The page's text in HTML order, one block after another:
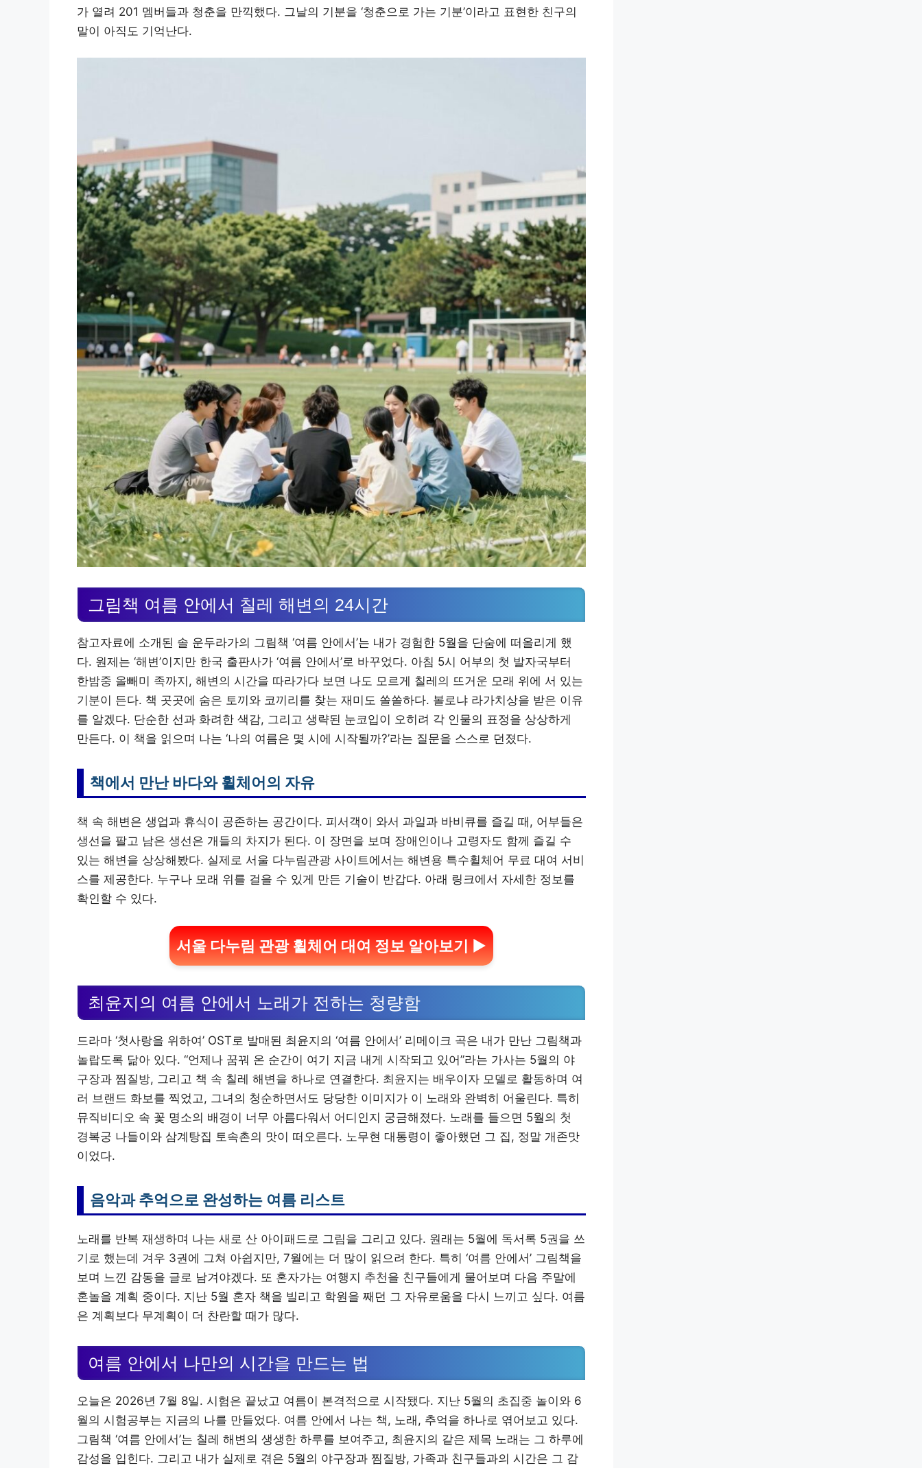
가 열려 201 멤버들과 청춘을 만끽했다. 그날의 기분을 ‘청춘으로 가는 기분’이라고 표현한 친구의
말이 아직도 기억난다.
그림책 여름 안에서 칠레 해변의 24시간
참고자료에 소개된 솔 운두라가의 그림책 ‘여름 안에서’는 내가 경험한 5월을 단숨에 떠올리게 했
다. 원제는 ‘해변’이지만 한국 출판사가 ‘여름 안에서’로 바꾸었다. 아침 5시 어부의 첫 발자국부터
한밤중 올빼미 족까지, 해변의 시간을 따라가다 보면 나도 모르게 칠레의 뜨거운 모래 위에 서 있는
기분이 든다. 책 곳곳에 숨은 토끼와 코끼리를 찾는 재미도 쏠쏠하다. 볼로냐 라가치상을 받은 이유
를 알겠다. 단순한 선과 화려한 색감, 그리고 생략된 눈코입이 오히려 각 인물의 표정을 상상하게
만든다. 이 책을 읽으며 나는 ‘나의 여름은 몇 시에 시작될까?’라는 질문을 스스로 던졌다.
책에서 만난 바다와 휠체어의 자유
책 속 해변은 생업과 휴식이 공존하는 공간이다. 피서객이 와서 과일과 바비큐를 즐길 때, 어부들은
생선을 팔고 남은 생선은 개들의 차지가 된다. 이 장면을 보며 장애인이나 고령자도 함께 즐길 수
있는 해변을 상상해봤다. 실제로 서울 다누림관광 사이트에서는 해변용 특수휠체어 무료 대여 서비
스를 제공한다. 누구나 모래 위를 걸을 수 있게 만든 기술이 반갑다. 아래 링크에서 자세한 정보를
확인할 수 있다.
서울 다누림 관광 휠체어 대여 정보 알아보기 ▶
최윤지의 여름 안에서 노래가 전하는 청량함
드라마 ‘첫사랑을 위하여’ OST로 발매된 최윤지의 ‘여름 안에서’ 리메이크 곡은 내가 만난 그림책과
놀랍도록 닮아 있다. “언제나 꿈꿔 온 순간이 여기 지금 내게 시작되고 있어”라는 가사는 5월의 야
구장과 찜질방, 그리고 책 속 칠레 해변을 하나로 연결한다. 최윤지는 배우이자 모델로 활동하며 여
러 브랜드 화보를 찍었고, 그녀의 청순하면서도 당당한 이미지가 이 노래와 완벽히 어울린다. 특히
뮤직비디오 속 꽃 명소의 배경이 너무 아름다워서 어디인지 궁금해졌다. 노래를 들으면 5월의 첫
경복궁 나들이와 삼계탕집 토속촌의 맛이 떠오른다. 노무현 대통령이 좋아했던 그 집, 정말 개존맛
이었다.
음악과 추억으로 완성하는 여름 리스트
노래를 반복 재생하며 나는 새로 산 아이패드로 그림을 그리고 있다. 원래는 5월에 독서록 5권을 쓰
기로 했는데 겨우 3권에 그쳐 아쉽지만, 7월에는 더 많이 읽으려 한다. 특히 ‘여름 안에서’ 그림책을
보며 느낀 감동을 글로 남겨야겠다. 또 혼자가는 여행지 추천을 친구들에게 물어보며 다음 주말에
혼놀을 계획 중이다. 지난 5월 혼자 책을 빌리고 학원을 째던 그 자유로움을 다시 느끼고 싶다. 여름
은 계획보다 무계획이 더 찬란할 때가 많다.
여름 안에서 나만의 시간을 만드는 법
오늘은 2026년 7월 8일. 시험은 끝났고 여름이 본격적으로 시작됐다. 지난 5월의 초집중 놀이와 6
월의 시험공부는 지금의 나를 만들었다. 여름 안에서 나는 책, 노래, 추억을 하나로 엮어보고 있다.
그림책 ‘여름 안에서’는 칠레 해변의 생생한 하루를 보여주고, 최윤지의 같은 제목 노래는 그 하루에
감성을 입힌다. 그리고 내가 실제로 겪은 5월의 야구장과 찜질방, 가족과 친구들과의 시간은 그 감